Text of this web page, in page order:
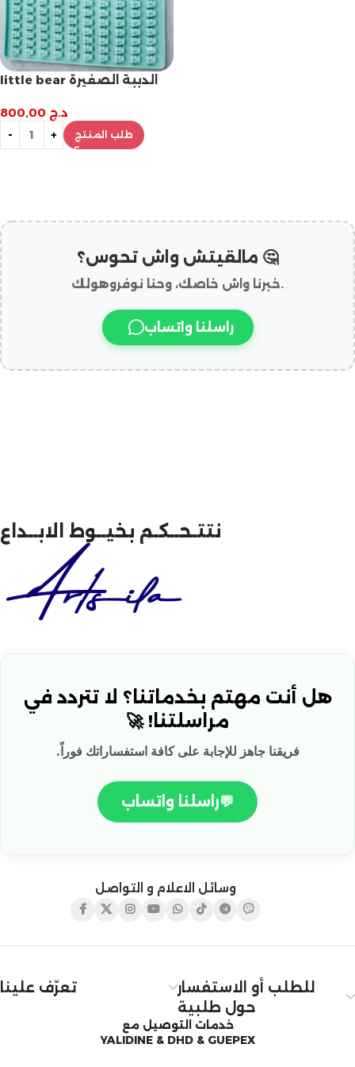
little bear الدببة الصغيرة
د.ج
طلب المنتج
مالقيتش واش تحوس؟ 🤔
خبرنا واش خاصك، وحنا نوفروهولك.
راسلنا واتساب
نتتـحــكـم بخيــوط الابــداع
هل أنت مهتم بخدماتنا؟ لا تتردد في
مراسلتنا! 🚀
فريقنا جاهز للإجابة على كافة استفساراتك فوراً.
💬راسلنا واتساب
وسائل الاعلام و التواصل
تعرّف علينا
للطلب أو الاستفسار
حول طلبية
خدمات التوصيل مع
YALIDINE & DHD & GUEPEX